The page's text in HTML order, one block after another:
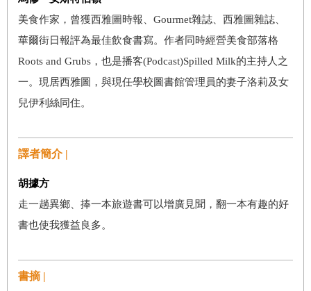
美食作家，曾獲西雅圖時報、Gourmet雜誌、西雅圖雜誌、
華爾街日報評為最佳飲食書寫。作者同時經營美食部落格
Roots and Grubs，也是播客(Podcast)Spilled Milk的主持人之
一。現居西雅圖，與現任學校圖書館管理員的妻子洛莉及女
兒伊利絲同住。
譯者簡介 |
胡據方
走一趟異鄉、捧一本旅遊書可以增廣見聞，翻一本有趣的好
書也使我獲益良多。
書摘 |